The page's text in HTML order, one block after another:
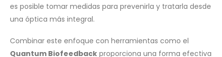
es posible tomar medidas para prevenirla y tratarla desde
una óptica más integral.
Combinar este enfoque con herramientas como el
Quantum Biofeedback proporciona una forma efectiva